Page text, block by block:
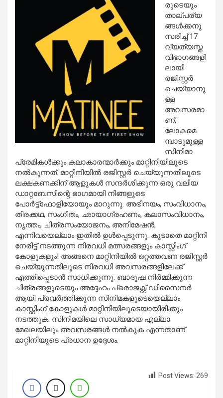
രുടെയും
താല്പര്യ
ങ്ങള്‍ക്കനു
സരിച്ച് 17
വ്യത്യസ്ത
വിഭാഗങ്ങളി
ലായി
രജിസ്റ്റര്‍
ചെയ്യാനു
ള്ള
അവസരമാ
ണ്,
ലോകമെ
മ്പാടുമുള്ള
സിനിമാ
പ്രേമികള്‍ക്കും കലാകാരന്മാര്‍ക്കും മാറ്റിനിയിലൂടെ
നല്‍കുന്നത്. മാറ്റിനിയില്‍ രജിസ്റ്റര്‍ ചെയ്യുന്നതിലൂടെ
ലക്ഷകണക്കിന് ആളുകള്‍ സന്ദര്‍ശിക്കുന്ന ഒരു വലിയ
ഡാറ്റബേസിന്റെ ഭാഗമായി നിങ്ങളുടെ
പോര്‍ട്ട്‌ഫോളിയോയും മാറുന്നു. അഭിനയം, സംവിധാനം,
തിരക്കഥ, സംഗീതം, ഛായാഗ്രഹണം, കലാസംവിധാനം,
നൃത്തം, ചിത്രസംയോജനം, അനിമേഷന്‍,
എന്നിവയെല്ലാം ഇതില്‍ ഉള്‍പ്പെടുന്നു. കൂടാതെ മാറ്റിനി
നേരിട്ട് നടത്തുന്ന നിരവധി മത്സരങ്ങളും കാസ്റ്റിംഗ്
കോളുകളും! അങ്ങനെ മാറ്റിനിയില്‍ ഒറ്റത്തവണ രജിസ്റ്റര്‍
ചെയ്യുന്നതിലൂടെ നിരവധി അവസരങ്ങളിലേക്ക്
എത്തിപ്പെടാന്‍ സാധിക്കുന്നു. ബാദുഷ നിര്‍മ്മിക്കുന്ന
ചിത്രങ്ങളുടെയും അദ്ദേഹം പ്രൊജക്റ്റ് ഡിസൈനര്‍
ആയി പ്രവര്‍ത്തിക്കുന്ന സിനിമകളുടെയെല്ലാം
കാസ്റ്റിംഗ് കോളുകള്‍ മാറ്റിനിയിലൂടെയായിരിക്കും
നടത്തുക. സിനിമയിലെ സാധ്യമായ എല്ലാ
മേഖലയിലും അവസരങ്ങള്‍ നല്‍കുക എന്നതാണ്
മാറ്റിനിയുടെ പ്രധാന ഉദ്ദേശം.
Post Views: 269